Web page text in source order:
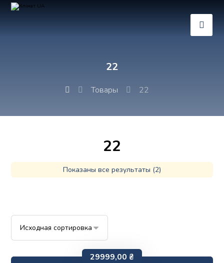
22
Товары 22
22
Показаны все результаты (2)
29999,00 ₴